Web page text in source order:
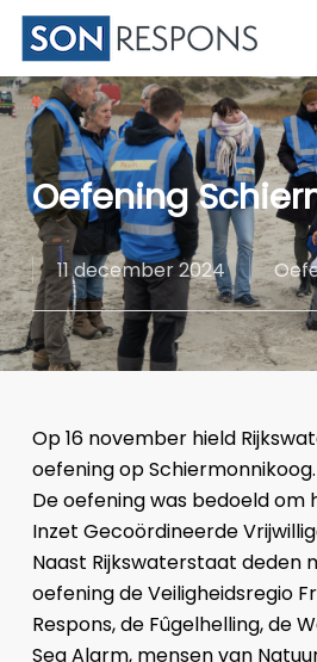
Skip
main
content
Oefening
11 december 2024
Op 16 november hield
oefening op Schiermonnikoog.
De oefening was bedoeld om
Inzet Gecoördineerde
Naast Rijkswaterstaat deden
oefening de Veiligheidsregio
Respons, de Fûgelhelling, de
Sea Alarm, mensen van